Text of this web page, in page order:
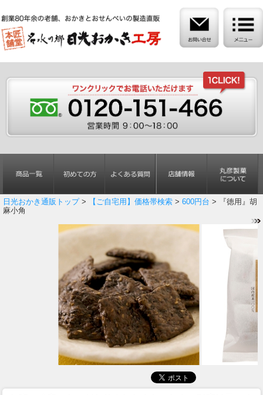
日光おかき通販トップ> 【ご自宅用】価格帯検索 > 600円台 > 『徳用』胡
麻小角